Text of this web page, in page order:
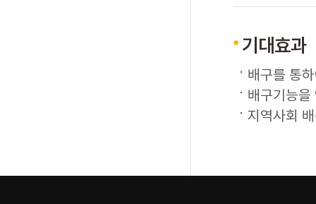
기대효과
배구를 통
배구기능을
지역사회